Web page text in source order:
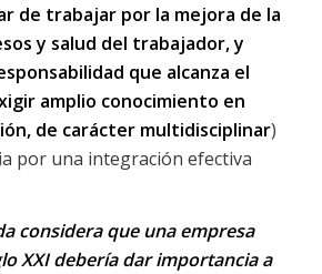
de trabajar por la mejora de la
y salud del trabajador, y
que alcanza el
amplio conocimiento en
de carácter multidisciplinar)
por una integración efectiva
considera que una empresa
XXI debería dar importancia a